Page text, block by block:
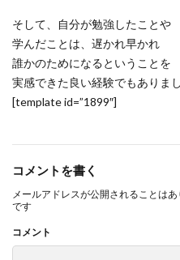
そして、自分が勉強したことや
学んだことは、遅かれ早かれ
誰かのためになるということを
実感できた良い経験でもありまし
[template id=”1899″]
コメントを書く
メールアドレスが公開されることはあ
です
コメント